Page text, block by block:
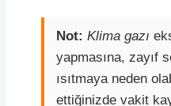
Not: Klima gazı
yapmasına, zayıf
ısıtmaya neden
ettiğinizde vakit